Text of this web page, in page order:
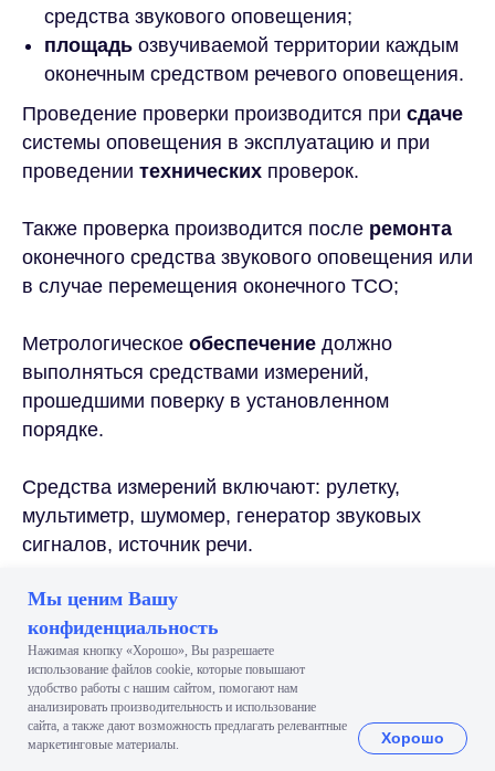
средства звукового оповещения;
площадь озвучиваемой территории каждым
оконечным средством речевого оповещения.
Проведение проверки производится при сдаче
системы оповещения в эксплуатацию и при
проведении технических проверок.
Также проверка производится после ремонта
оконечного средства звукового оповещения или
в случае перемещения оконечного ТСО;
Метрологическое обеспечение должно
выполняться средствами измерений,
прошедшими поверку в установленном
порядке.
Средства измерений включают: рулетку,
мультиметр, шумомер, генератор звуковых
сигналов, источник речи.
Мы ценим Вашу
конфиденциальность
Нажимая кнопку «Хорошо», Вы разрешаете
использование файлов сооkіе, которые повышают
удобство работы с нашим сайтом, помогают нам
анализировать производительность и использование
сайта, а также дают возможность предлагать релевантные
маркетинговые материалы.
Хорошо